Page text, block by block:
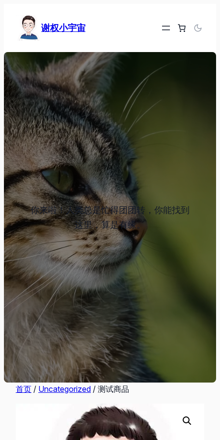
容
谢权小宇宙
你来啦！人类总是忙得团团转，你能找到
这里，算是有缘。
首页 / Uncategorized / 测试商品